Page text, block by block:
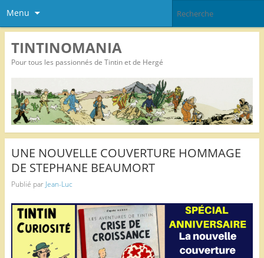
Menu
TINTINOMANIA
Pour tous les passionnés de Tintin et de Hergé
UNE NOUVELLE COUVERTURE HOMMAGE
DE STEPHANE BEAUMORT
Publié par Jean-Luc